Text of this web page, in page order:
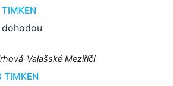
dohodou
Valašské Meziříčí